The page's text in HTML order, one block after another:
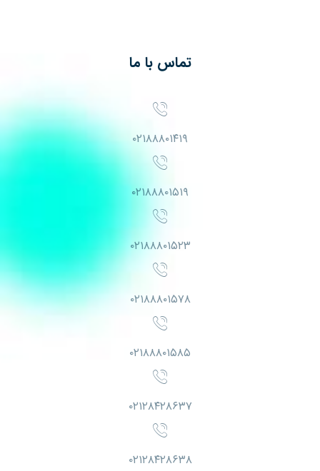
تماس با ما
۰۲۱۸۸۸۰۱۴۱۹
۰۲۱۸۸۸۰۱۵۱۹
۰۲۱۸۸۸۰۱۵۲۳
۰۲۱۸۸۸۰۱۵۷۸
۰۲۱۸۸۸۰۱۵۸۵
۰۲۱۲۸۴۲۸۶۳۷
۰۲۱۲۸۴۲۸۶۳۸